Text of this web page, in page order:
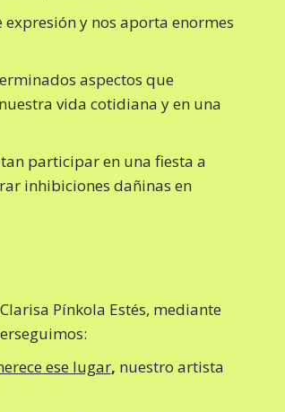
y nos aporta enormes
aspectos que
vida cotidiana y en una
participar en una fiesta a
inhibiciones dañinas en
Pínkola Estés, mediante
ese lugar, nuestro artista